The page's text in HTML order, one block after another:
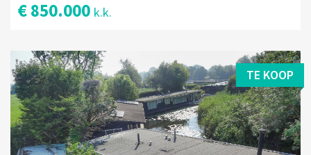
€ 850.000 k.k.
TE KOOP